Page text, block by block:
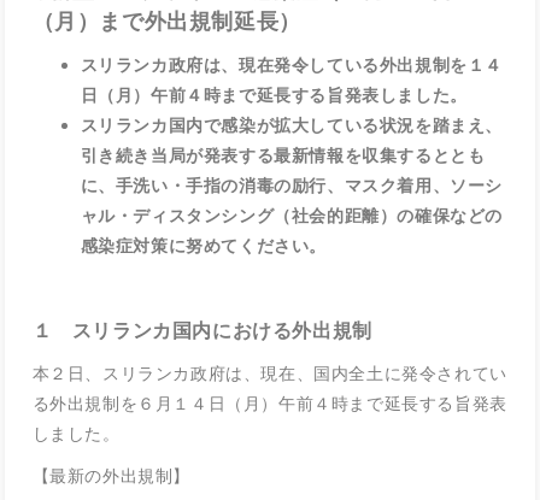
（月）まで外出規制延長）
スリランカ政府は、現在発令している外出規制を１４
日（月）午前４時まで延長する旨発表しました。
スリランカ国内で感染が拡大している状況を踏まえ、
引き続き当局が発表する最新情報を収集するととも
に、手洗い・手指の消毒の励行、マスク着用、ソーシ
ャル・ディスタンシング（社会的距離）の確保などの
感染症対策に努めてください。
１ スリランカ国内における外出規制
本２日、スリランカ政府は、現在、国内全土に発令されてい
る外出規制を６月１４日（月）午前４時まで延長する旨発表
しました。
【最新の外出規制】